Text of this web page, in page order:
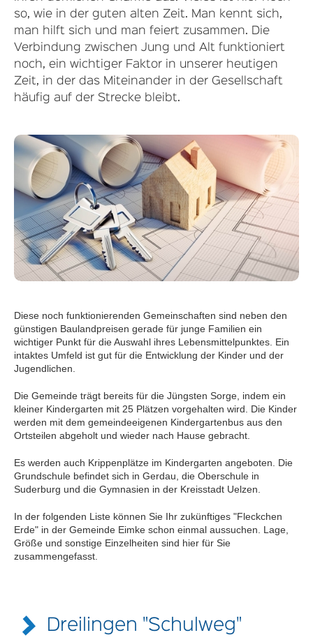
so, wie in der guten alten Zeit. Man kennt sich,
man hilft sich und man feiert zusammen. Die
Verbindung zwischen Jung und Alt funktioniert
noch, ein wichtiger Faktor in unserer heutigen
Zeit, in der das Miteinander in der Gesellschaft
häufig auf der Strecke bleibt.
Diese noch funktionierenden Gemeinschaften sind neben den
günstigen Baulandpreisen gerade für junge Familien ein
wichtiger Punkt für die Auswahl ihres Lebensmittelpunktes. Ein
intaktes Umfeld ist gut für die Entwicklung der Kinder und der
Jugendlichen.
Die Gemeinde trägt bereits für die Jüngsten Sorge, indem ein
kleiner Kindergarten mit 25 Plätzen vorgehalten wird. Die Kinder
werden mit dem gemeindeeigenen Kindergartenbus aus den
Ortsteilen abgeholt und wieder nach Hause gebracht.
Es werden auch Krippenplätze im Kindergarten angeboten. Die
Grundschule befindet sich in Gerdau, die Oberschule in
Suderburg und die Gymnasien in der Kreisstadt Uelzen.
In der folgenden Liste können Sie Ihr zukünftiges "Fleckchen
Erde" in der Gemeinde Eimke schon einmal aussuchen. Lage,
Größe und sonstige Einzelheiten sind hier für Sie
zusammengefasst.
Dreilingen "Schulweg"